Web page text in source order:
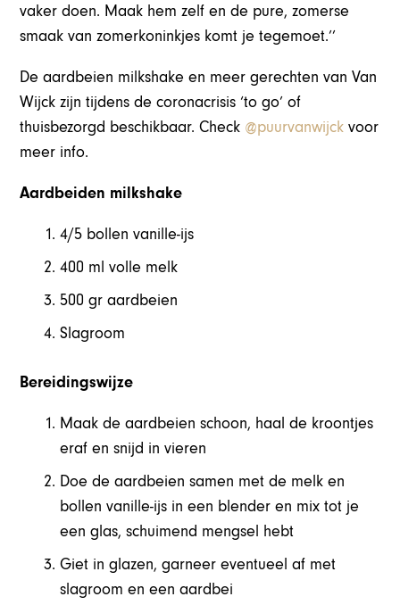
vaker doen. Maak hem zelf en de pure, zomerse
smaak van zomerkoninkjes komt je tegemoet.’’
De aardbeien milkshake en meer gerechten van Van
Wijck zijn tijdens de coronacrisis ‘to go’ of
thuisbezorgd beschikbaar. Check @puurvanwijck voor
meer info.
Aardbeiden milkshake
4/5 bollen vanille-ijs
400 ml volle melk
500 gr aardbeien
Slagroom
Bereidingswijze
Maak de aardbeien schoon, haal de kroontjes
eraf en snijd in vieren
Doe de aardbeien samen met de melk en
bollen vanille-ijs in een blender en mix tot je
een glas, schuimend mengsel hebt
Giet in glazen, garneer eventueel af met
slagroom en een aardbei